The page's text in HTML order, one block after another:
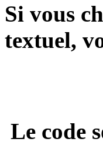
Si vous
textuel,
Le code